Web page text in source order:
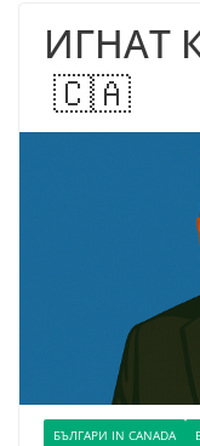
ИГНАТ
🇨🇦
БЪЛГАРИ IN CANADA